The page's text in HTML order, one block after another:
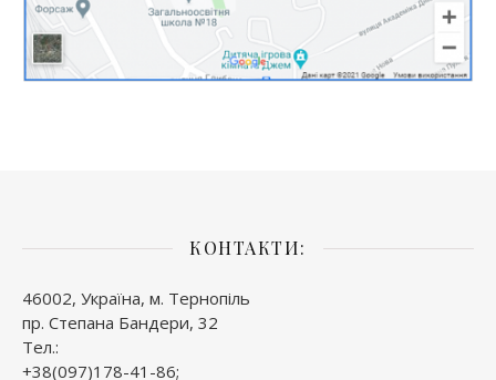
КОНТАКТИ:
46002, Україна, м. Тернопіль
пр. Степана Бандери, 32
Тел.:
+38(097)178-41-86;